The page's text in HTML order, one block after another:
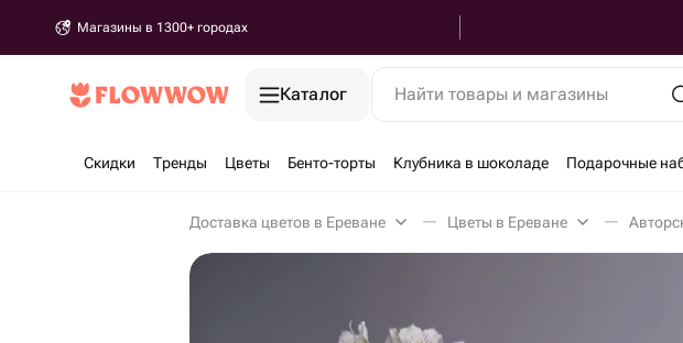
Магазины в 1300+ городах
Каталог Найти товары и магазины
Скидки Тренды Цветы Бенто-торты Клубника в шоколаде Подарочные
Доставка цветов в Ереване Цветы в Ереване